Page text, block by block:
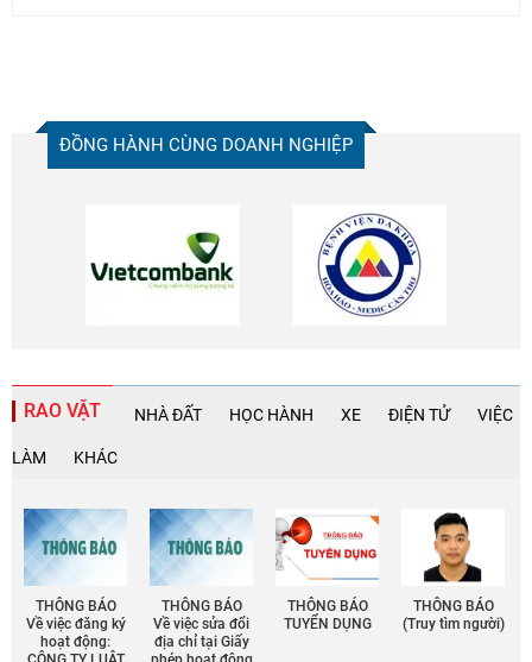
ĐỒNG HÀNH CÙNG DOANH NGHIỆP
RAO VẶT NHÀ ĐẤT HỌC HÀNH XE ĐIỆN TỬ VIỆC
LÀM KHÁC
THÔNG BÁO
Về việc đăng ký
hoạt động:
THÔNG BÁO
Về việc sửa đổi
địa chỉ tại Giấy
THÔNG BÁO
TUYỂN DỤNG
THÔNG BÁO
(Truy tìm người)